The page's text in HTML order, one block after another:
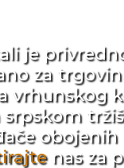
je
za
vrhunskog
srpskom
obojenih
nas za